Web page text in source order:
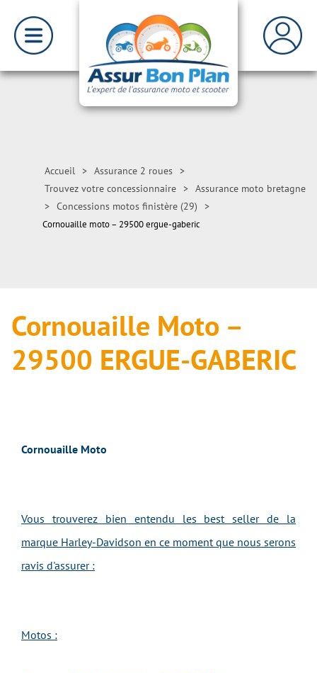
Accueil > Assurance 2 roues >
Trouvez votre concessionnaire > Assurance moto bretagne
> Concessions motos finistère (29) >
Cornouaille moto – 29500 ergue-gaberic
Cornouaille Moto –
29500 ERGUE-GABERIC
Cornouaille Moto
Vous trouverez bien entendu les best seller de la
marque Harley-Davidson en ce moment que nous serons
ravis d'assurer :
Motos :